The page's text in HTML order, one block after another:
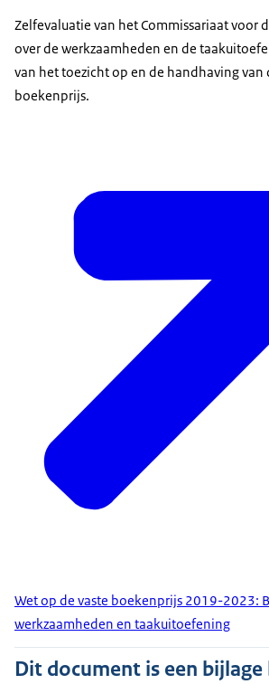
Zelfevaluatie van het Commissariaat voor
over de werkzaamheden en de
van het toezicht op en de handhaving van
boekenprijs.
Wet op de vaste boekenprijs 2019-2023:
werkzaamheden en taakuitoefening
Dit document is een bijlage